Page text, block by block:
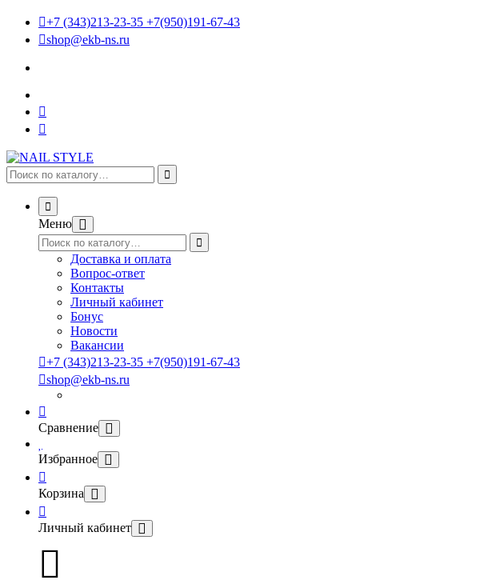
+7 (343)213-23-35 +7(950)191-67-43
shop@ekb-ns.ru
Меню
Доставка и оплата
Вопрос-ответ
Контакты
Личный кабинет
Бонус
Новости
Вакансии
+7 (343)213-23-35 +7(950)191-67-43
shop@ekb-ns.ru
Сравнение
Избранное
Корзина
Личный кабинет